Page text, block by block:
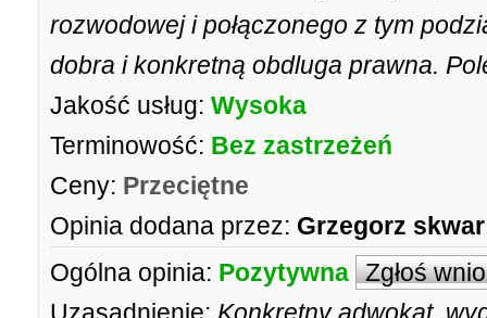
rozwodowej i połączonego z tym
dobra i konkretną obdluga prawna.
Jakość usług: Wysoka
Terminowość: Bez zastrzeżeń
Ceny: Przeciętne
Opinia dodana przez: Grzegorz skwar
Ogólna opinia: Pozytywna Zgłoś